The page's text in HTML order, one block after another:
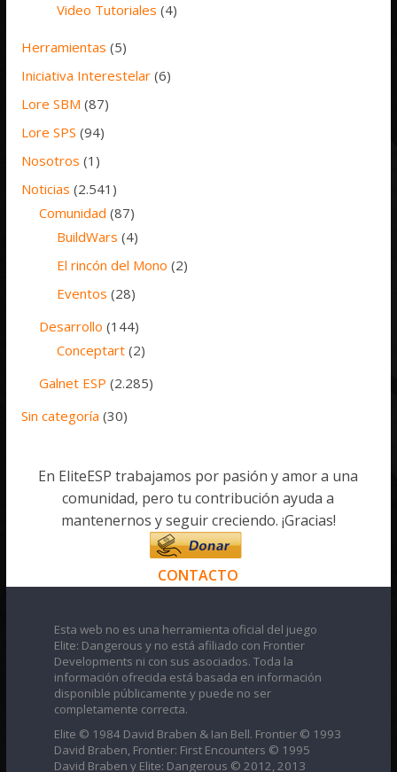
Video Tutoriales (4)
Herramientas (5)
Iniciativa Interestelar (6)
Lore SBM (87)
Lore SPS (94)
Nosotros (1)
Noticias (2.541)
Comunidad (87)
BuildWars (4)
El rincón del Mono (2)
Eventos (28)
Desarrollo (144)
Conceptart (2)
Galnet ESP (2.285)
Sin categoría (30)
En EliteESP trabajamos por pasión y amor a una
comunidad, pero tu contribución ayuda a
mantenernos y seguir creciendo. ¡Gracias!
CONTACTO
Esta web no es una herramienta oficial del juego
Elite: Dangerous y no está afiliado con Frontier
Developments ni con sus asociados. Toda la
información ofrecida está basada en información
disponible públicamente y puede no ser
completamente correcta.
Elite © 1984 David Braben & Ian Bell. Frontier © 1993
David Braben, Frontier: First Encounters © 1995
David Braben y Elite: Dangerous © 2012, 2013